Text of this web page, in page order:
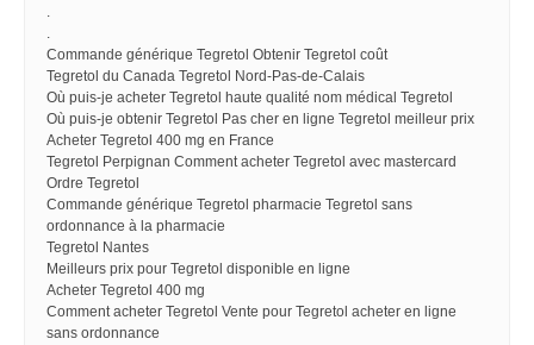
.
.
Commande générique Tegretol Obtenir Tegretol coût
Tegretol du Canada Tegretol Nord-Pas-de-Calais
Où puis-je acheter Tegretol haute qualité nom médical Tegretol
Où puis-je obtenir Tegretol Pas cher en ligne Tegretol meilleur prix
Acheter Tegretol 400 mg en France
Tegretol Perpignan Comment acheter Tegretol avec mastercard
Ordre Tegretol
Commande générique Tegretol pharmacie Tegretol sans
ordonnance à la pharmacie
Tegretol Nantes
Meilleurs prix pour Tegretol disponible en ligne
Acheter Tegretol 400 mg
Comment acheter Tegretol Vente pour Tegretol acheter en ligne
sans ordonnance